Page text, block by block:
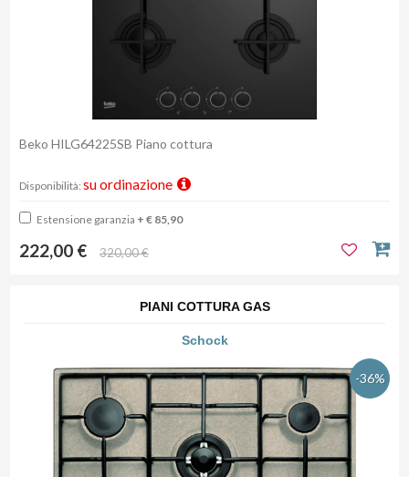
Beko HILG64225SB Piano cottura
Disponibilità: su ordinazione
Estensione garanzia + € 85,90
222,00 € 320,00 €
PIANI COTTURA GAS
Schock
-36%